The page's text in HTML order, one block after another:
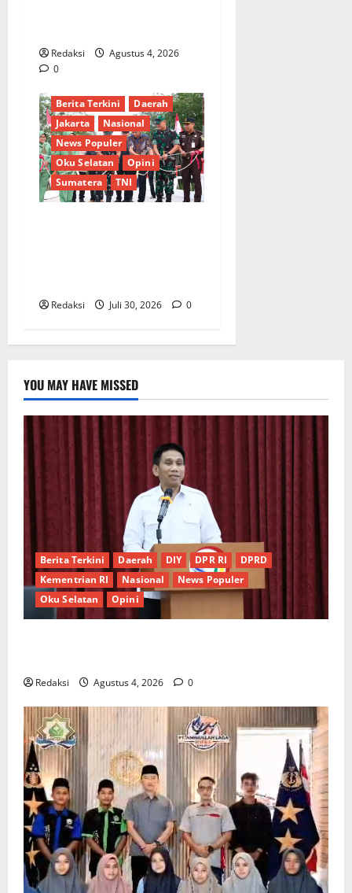
Redaksi
Agustus 4, 2026
0
Berita Terkini
Daerah
Jakarta
Nasional
News Populer
Oku Selatan
Opini
Sumatera
TNI
Redaksi Juli 30, 2026 0
YOU MAY HAVE MISSED
Berita Terkini Daerah DIY DPR RI
DPRD
Kementrian RI
Nasional
News Populer
Oku Selatan
Opini
Redaksi Agustus 4, 2026 0